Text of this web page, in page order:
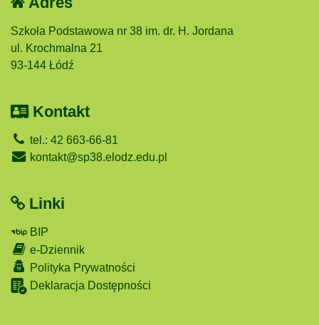
Szkoła Podstawowa nr 38 im. dr. H. Jordana
ul. Krochmalna 21
93-144 Łódź
Kontakt
tel.: 42 663-66-81
kontakt@sp38.elodz.edu.pl
Linki
BIP
e-Dziennik
Polityka Prywatności
Deklaracja Dostępności